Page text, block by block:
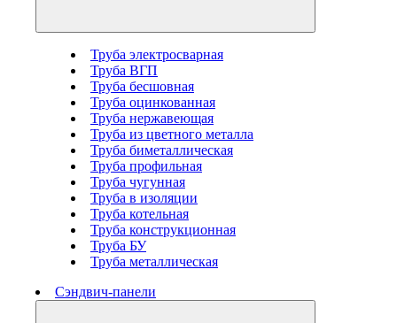
Труба электросварная
Труба ВГП
Труба бесшовная
Труба оцинкованная
Труба нержавеющая
Труба из цветного металла
Труба биметаллическая
Труба профильная
Труба чугунная
Труба в изоляции
Труба котельная
Труба конструкционная
Труба БУ
Труба металлическая
Сэндвич-панели